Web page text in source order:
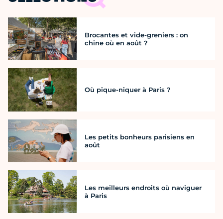
Brocantes et vide-greniers : on
chine où en août ?
Où pique-niquer à Paris ?
Les petits bonheurs parisiens en
août
Les meilleurs endroits où naviguer
à Paris